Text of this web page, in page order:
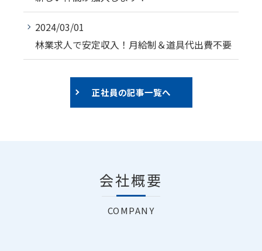
2024/03/01
林業求人で安定収入！月給制＆道具代出費不要
正社員の記事一覧へ
会社概要
COMPANY